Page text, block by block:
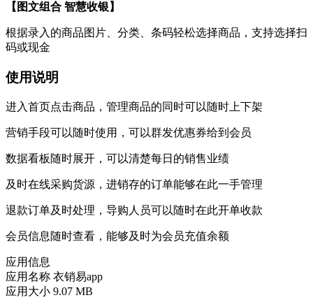
【图文组合 智慧收银】
根据录入的商品图片、分类、条码轻松选择商品，支持选择扫
码或现金
使用说明
进入首页点击商品，管理商品的同时可以随时上下架
营销手段可以随时使用，可以群发优惠券给到会员
数据看板随时展开，可以清楚每日的销售业绩
及时在线采购货源，进销存的订单能够在此一手管理
退款订单及时处理，导购人员可以随时在此开单收款
会员信息随时查看，能够及时为会员充值余额
应用信息
应用名称 衣销易app
应用大小 9.07 MB